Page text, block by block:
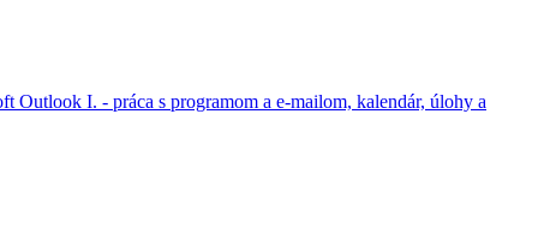
Outlook I. - práca s programom a e-mailom, kalendár, úlohy a